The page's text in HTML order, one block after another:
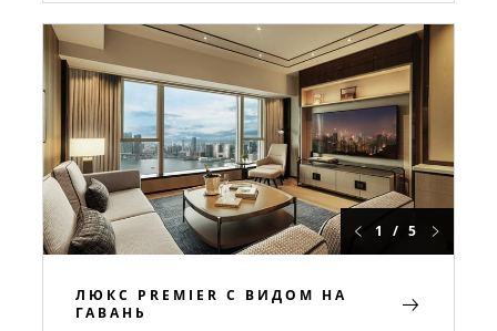
1 / 5
ЛЮКС PREMIER С ВИДОМ НА
ГАВАНЬ